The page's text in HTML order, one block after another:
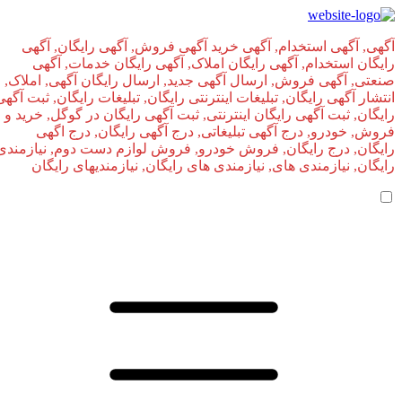
آگهی, آگهی استخدام, آگهی خرید آگهی فروش, آگهی رایگان, آگهی
رایگان استخدام, آگهی رایگان املاک, آگهی رایگان خدمات, آگهی
صنعتی, آگهی فروش, ارسال آگهی جدید, ارسال رایگان آگهی, املاک,
انتشار آگهی رایگان, تبلیغات اینترنتی رایگان, تبلیغات رایگان, ثبت آگهی
رایگان, ثبت آگهی رایگان اینترنتی, ثبت آگهی رایگان در گوگل, خرید و
فروش, خودرو, درج آگهی تبلیغاتی, درج آگهی رایگان, درج اگهی
رایگان, درج رایگان, فروش خودرو, فروش لوازم دست دوم, نیازمندی
رایگان, نیازمندی های, نیازمندی‌ های رایگان, نیازمندیهای رایگان